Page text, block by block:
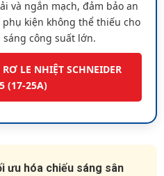
và ngắn mạch, đảm bảo an
kiện không thể thiếu cho
công suất lớn.
LE NHIỆT SCHNEIDER
(17-25A)
ưu hóa chiếu sáng sân